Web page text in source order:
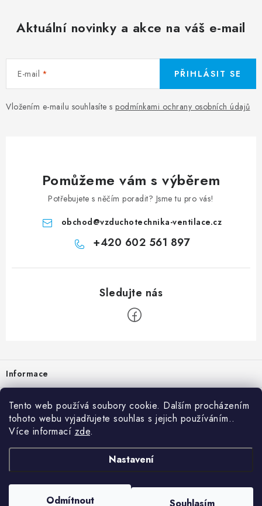
Tento web používá soubory cookie. Dalším procházením
tohoto webu vyjadřujete souhlas s jejich používáním..
Více informací zde.
Nastavení
Odmítnout
Aktuální novinky a akce na váš e-mail
E-mail
Vložením e-mailu souhlasíte s podmínkami ochrany osobních údajů
PŘIHLÁSIT SE
Pomůžeme vám s výběrem
Potřebujete s něčím poradit? Jsme tu pro vás!
obchod@vzduchotechnika-ventilace.cz
+420 602 561 897
Informace
Prodejna
Rady a tipy
vzduchotechnika-ventilace. Všechna práva vyhrazena.